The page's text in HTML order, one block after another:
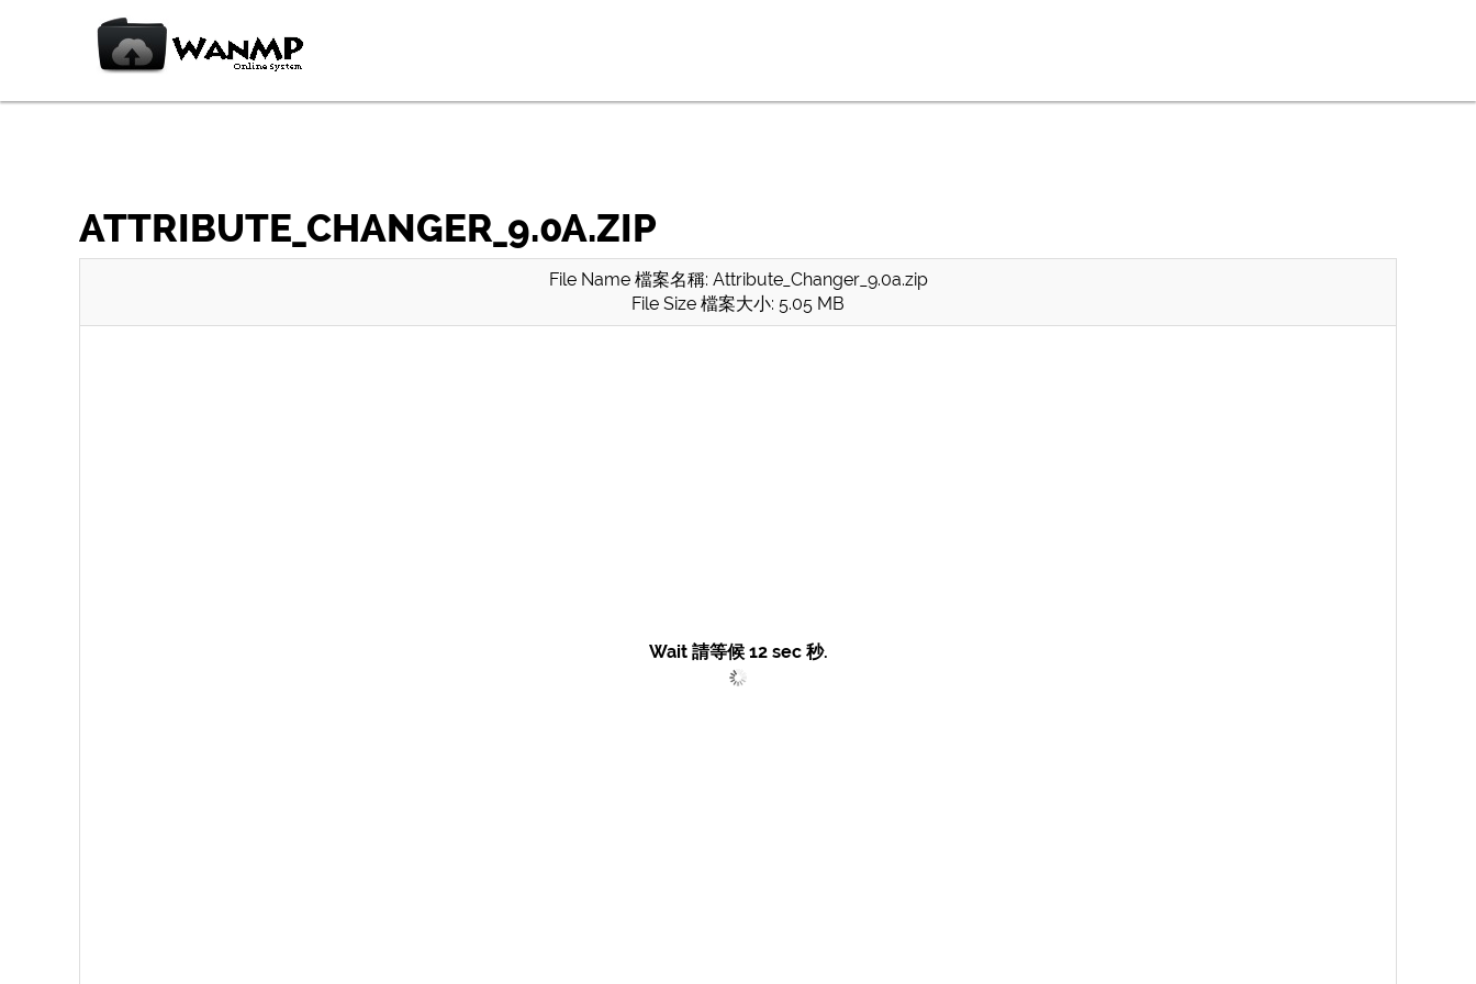
ATTRIBUTE_CHANGER_9.0A.ZIP
File Name 檔案名稱: Attribute_Changer_9.0a.zip
File Size 檔案大小: 5.05 MB
Wait 請等候 12sec 秒.